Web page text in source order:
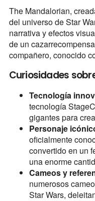
The Mandalorian,
del universo de Star
narrativa y efectos
de un
compañero, conocido
Curiosidades
Tecnología
tecnología
gigantes para
Personaje
oficialmente
convertido en un
una enorme
Cameos y
numerosos
Star Wars,